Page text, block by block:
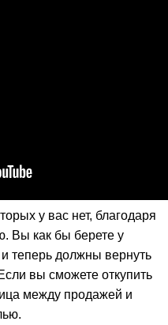
у вас нет, благодаря
Вы как бы берете у
теперь должны вернуть
вы сможете откупить
между продажей и